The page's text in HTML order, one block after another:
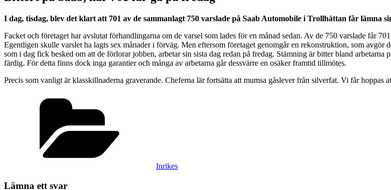
I dag, tisdag, blev det klart att 701 av de sammanlagt 750 varslade på Saab Automobile i Trollhättan får lämna
Facket och företaget har avslutat förhandlingarna om de varsel som lades för en månad sedan. Av de 750 varslade får
Egentligen skulle varslet ha lagts sex månader i förväg. Men eftersom företaget genomgår en rekonstruktion, som
som i dag fick besked om att de förlorar jobben, arbetar sin sista dag redan på fredag. Stämning är bitter bland
färdig. För detta finns dock inga garantier och många av arbetarna går dessvärre en osäker framtid tillmötes.
Precis som vanligt är klasskillnaderna graverande. Cheferna lär fortsätta att mumsa gåslever från silverfat. Vi får hoppas
Inrikes
Lämna ett svar